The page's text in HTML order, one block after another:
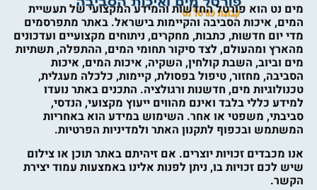
מים נט הוא פורטל החדשות והמידע המקצועי של תעשיית
המים, איכות הסביבה והקיימות בישראל. באתר מתפרסמים
מדי יום חדשות, כתבות, מחקרים, ניתוחים מקצועיים ועדכונים
מהארץ ומהעולם, לצד סיקור תחומי המים, ההתפלה, תשתיות
מים וביוב, השבת קולחין, השקיה, איכות המים, איכות
הסביבה, מחזור, טיפול בפסולת, קיימות, כלכלה מעגלית,
טכנולוגיות מים, חדשנות ורגולציה. התכנים באתר נועדו
למידע כללי בלבד ואינם מהווים ייעוץ מקצועי, הנדסי,
סביבתי, משפטי או אחר. השימוש במידע הוא באחריות
המשתמש ובכפוף לתקנון האתר ולמדיניות הפרטיות.
אנו מכבדים זכויות יוצרים. אם זיהיתם באתר תוכן או צילום
שיש לכם זכויות בו, ניתן לפנות אלינו באמצעות עמוד יצירת
הקשר.